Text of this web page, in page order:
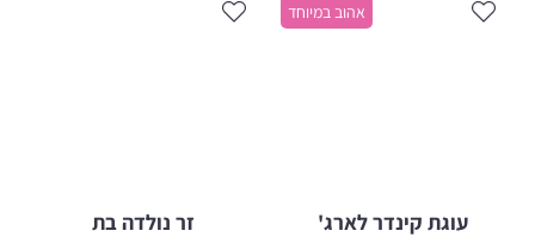
אהוב במיוחד
עוגת קינדר לארג' זר נולדה בת